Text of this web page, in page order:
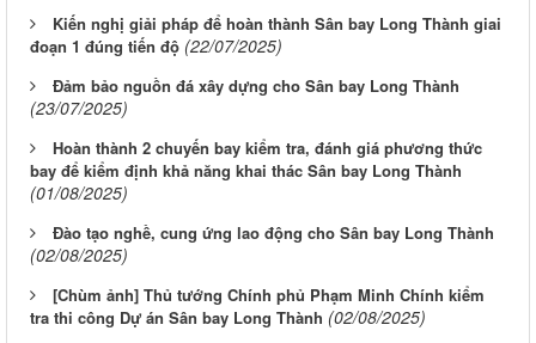
Kiến nghị giải pháp để hoàn thành Sân bay Long Thành giai
đoạn 1 đúng tiến độ (22/07/2025)
Đảm bảo nguồn đá xây dựng cho Sân bay Long Thành
(23/07/2025)
Hoàn thành 2 chuyến bay kiểm tra, đánh giá phương thức
bay để kiểm định khả năng khai thác Sân bay Long Thành
(01/08/2025)
Đào tạo nghề, cung ứng lao động cho Sân bay Long Thành
(02/08/2025)
[Chùm ảnh] Thủ tướng Chính phủ Phạm Minh Chính kiểm
tra thi công Dự án Sân bay Long Thành (02/08/2025)